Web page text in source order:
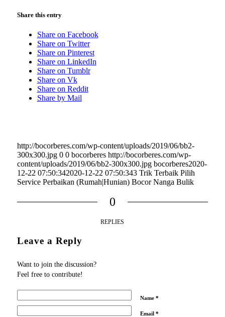
Share this entry
Share on Facebook
Share on Twitter
Share on Pinterest
Share on LinkedIn
Share on Tumblr
Share on Vk
Share on Reddit
Share by Mail
http://bocorberes.com/wp-content/uploads/2019/06/bb2-
300x300.jpg 0 0 bocorberes http://bocorberes.com/wp-
content/uploads/2019/06/bb2-300x300.jpg bocorberes2020-
12-22 07:50:342020-12-22 07:50:343 Trik Terbaik Pilih
Service Perbaikan (Rumah|Hunian) Bocor Nanga Bulik
0
REPLIES
Leave a Reply
Want to join the discussion?
Feel free to contribute!
Name *
Email *